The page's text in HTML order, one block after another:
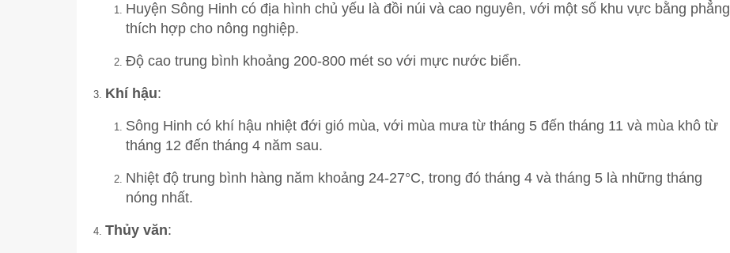
TỔ CHỨC BỘ MÁYHỘI ĐỒNG NHÂN DÂNTHƯỜNG TRỰC HĐND
BAN PHÁP CHẾ
UỶ BAN NHÂN DÂN LÃNH ĐẠO UBND
CÔNG AN XÃ
HỘI NÔNG DÂN
HỘI CỰU CHIẾN BINH
VĂN PHÒNG ĐẢNG ỦY
BAN XÂY DỰNG ĐẢNG
CHỨC NĂNG, NHIỆM VỤ, QUYỀN HẠN
ỦY BAN NHÂN DÂNCÁC PHÒNG BAN TRỰC THUỘCPHÒNG VĂN HÓA - XÃ HỘI
Huyện Sông Hinh có địa hình chủ yếu là đồi núi và cao nguyên, với một số khu vực bằng phẳng
thích hợp cho nông nghiệp.
Độ cao trung bình khoảng 200-800 mét so với mực nước biển.
Khí hậu:
Sông Hinh có khí hậu nhiệt đới gió mùa, với mùa mưa từ tháng 5 đến tháng 11 và mùa khô từ
tháng 12 đến tháng 4 năm sau.
Nhiệt độ trung bình hàng năm khoảng 24-27°C, trong đó tháng 4 và tháng 5 là những tháng
nóng nhất.
Thủy văn: